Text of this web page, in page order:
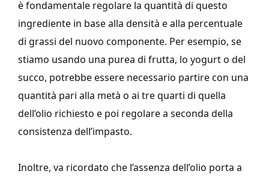
è fondamentale regolare la quantità di questo
ingrediente in base alla densità e alla percentuale
di grassi del nuovo componente. Per esempio, se
stiamo usando una purea di frutta, lo yogurt o del
succo, potrebbe essere necessario partire con una
quantità pari alla metà o ai tre quarti di quella
dell’olio richiesto e poi regolare a seconda della
consistenza dell’impasto.
Inoltre, va ricordato che l’assenza dell’olio porta a